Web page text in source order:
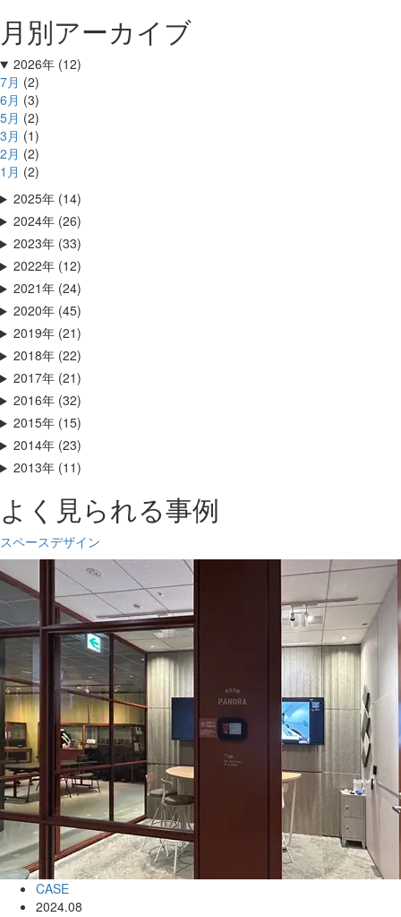
月別アーカイブ
2026年 (12)
7月 (2)
6月 (3)
5月 (2)
3月 (1)
2月 (2)
1月 (2)
2025年 (14)
2024年 (26)
2023年 (33)
2022年 (12)
2021年 (24)
2020年 (45)
2019年 (21)
2018年 (22)
2017年 (21)
2016年 (32)
2015年 (15)
2014年 (23)
2013年 (11)
よく見られる事例
スペースデザイン
CASE
2024.08